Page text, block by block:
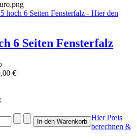
6 Seiten Fensterfalz
€
Hier Preis
berechnen &